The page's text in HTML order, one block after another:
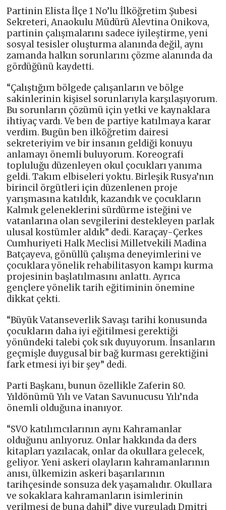
Partinin Elista İlçe 1 No’lu İlköğretim Şubesi
Sekreteri, Anaokulu Müdürü Alevtina Onikova,
partinin çalışmalarını sadece iyileştirme, yeni
sosyal tesisler oluşturma alanında değil, aynı
zamanda halkın sorunlarını çözme alanında da
gördüğünü kaydetti.
“Çalıştığım bölgede çalışanların ve bölge
sakinlerinin kişisel sorunlarıyla karşılaşıyorum.
Bu sorunların çözümü için yetki ve kaynaklara
ihtiyaç vardı. Ve ben de partiye katılmaya karar
verdim. Bugün ben ilköğretim dairesi
sekreteriyim ve bir insanın geldiği konuyu
anlamayı önemli buluyorum. Koreografi
topluluğu düzenleyen okul çocukları yanıma
geldi. Takım elbiseleri yoktu. Birleşik Rusya’nın
birincil örgütleri için düzenlenen proje
yarışmasına katıldık, kazandık ve çocukların
Kalmık geleneklerini sürdürme isteğini ve
vatanlarına olan sevgilerini destekleyen parlak
ulusal kostümler aldık” dedi. Karaçay-Çerkes
Cumhuriyeti Halk Meclisi Milletvekili Madina
Batçayeva, gönüllü çalışma deneyimlerini ve
çocuklara yönelik rehabilitasyon kampı kurma
projesinin başlatılmasını anlattı. Ayrıca
gençlere yönelik tarih eğitiminin önemine
dikkat çekti.
“Büyük Vatanseverlik Savaşı tarihi konusunda
çocukların daha iyi eğitilmesi gerektiği
yönündeki talebi çok sık duyuyorum. İnsanların
geçmişle duygusal bir bağ kurması gerektiğini
fark etmesi iyi bir şey” dedi.
Parti Başkanı, bunun özellikle Zaferin 80.
Yıldönümü Yılı ve Vatan Savunucusu Yılı’nda
önemli olduğuna inanıyor.
“SVO katılımcılarının aynı Kahramanlar
olduğunu anlıyoruz. Onlar hakkında da ders
kitapları yazılacak, onlar da okullara gelecek,
geliyor. Yeni askeri olayların kahramanlarının
anısı, ülkemizin askeri başarılarının
tarihçesinde sonsuza dek yaşamalıdır. Okullara
ve sokaklara kahramanların isimlerinin
verilmesi de buna dahil” diye vurguladı Dmitri